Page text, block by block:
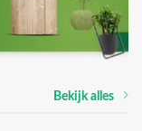
Bekijk alles